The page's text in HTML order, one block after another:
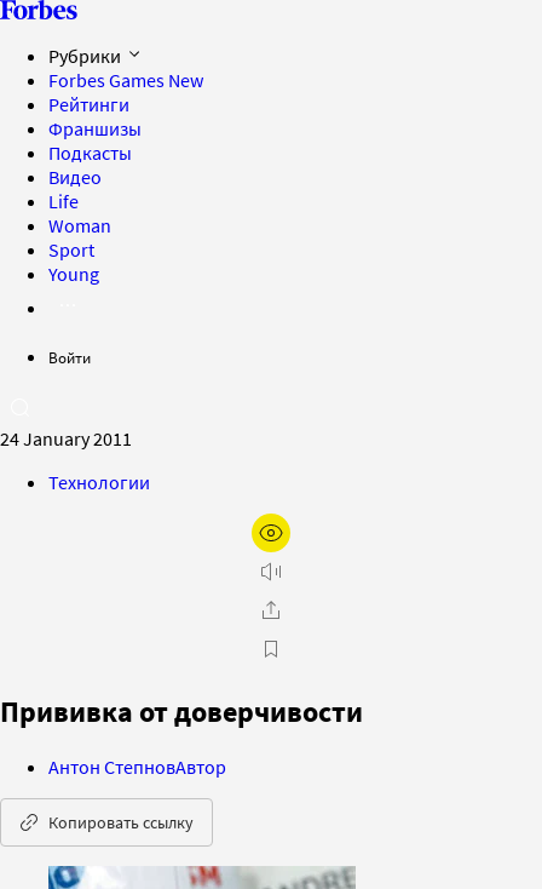
Рубрики
Forbes Games New
Рейтинги
Франшизы
Подкасты
Видео
Life
Woman
Sport
Young
Войти
24 January 2011
Технологии
Прививка от доверчивости
Антон СтепновАвтор
Копировать ссылку